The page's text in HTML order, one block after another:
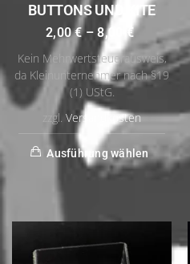
BUTTONS UND KITE
2,00€–8,00 €
Kein Mehrwertsteuerausweis,
da Kleinunternehmer nach §19
(1) UStG.
zzgl. Versandkosten
Ausführung wählen